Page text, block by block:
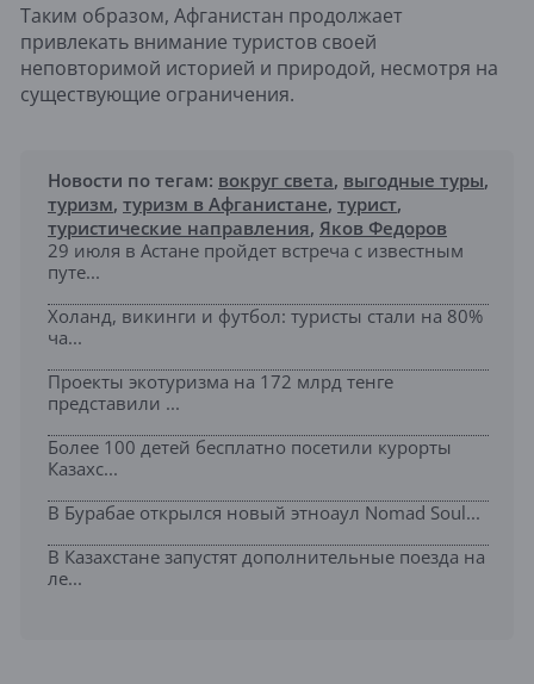
Таким образом, Афганистан продолжает
привлекать внимание туристов своей
неповторимой историей и природой, несмотря на
существующие ограничения.
Новости по тегам: вокруг света, выгодные туры,
туризм, туризм в Афганистане, турист,
туристические направления, Яков Федоров
29 июля в Астане пройдет встреча с известным
путе...
Холанд, викинги и футбол: туристы стали на 80%
ча...
Проекты экотуризма на 172 млрд тенге
представили ...
Более 100 детей бесплатно посетили курорты
Казахс...
В Бурабае открылся новый этноаул Nomad Soul...
В Казахстане запустят дополнительные поезда на
ле...